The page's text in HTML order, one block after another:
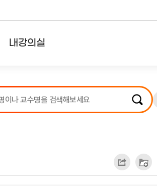
내강의실
강의리스트
수강확인증강의